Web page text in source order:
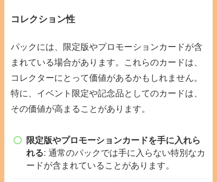
コレクション性
パックには、限定版やプロモーションカードが含
まれている場合があります。これらのカードは、
コレクターにとって価値があるかもしれません。
特に、イベント限定や記念品としてのカードは、
その価値が高まることがあります。
限定版やプロモーションカードを手に入れら
れる: 通常のパックでは手に入らない特別なカ
ードが含まれていることがあります。